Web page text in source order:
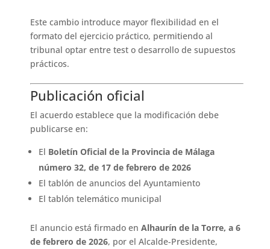
Este cambio introduce mayor flexibilidad en el
formato del ejercicio práctico, permitiendo al
tribunal optar entre test o desarrollo de supuestos
prácticos.
Publicación oficial
El acuerdo establece que la modificación debe
publicarse en:
El Boletín Oficial de la Provincia de Málaga
número 32, de 17 de febrero de 2026
El tablón de anuncios del Ayuntamiento
El tablón telemático municipal
El anuncio está firmado enAlhaurín de la Torre, a 6
de febrero de 2026, por el Alcalde-Presidente,